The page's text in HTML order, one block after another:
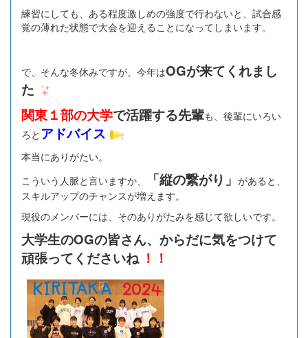
練習にしても、ある程度激しめの強度で行わないと、試合感
覚の薄れた状態で大会を迎えることになってしまいます。
で、そんな冬休みですが、今年はOGが来てくれまし
た
関東１部の大学で活躍する先輩も、後輩にいろい
ろと アドバイス
本当にありがたい。
こういう人脈と言いますか、
「縦の繋がり」 があると、
スキルアップのチャンスが増えます。
現役のメンバーには、そのありがたみを感じて欲しいです。
大学生のOGの皆さん、からだに気をつけて
頑張ってくださいね ！！